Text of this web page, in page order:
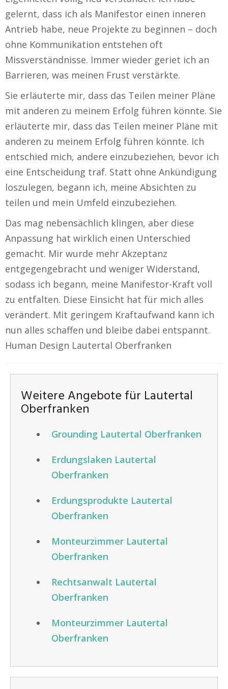
gelernt, dass ich als Manifestor einen inneren
Antrieb habe, neue Projekte zu beginnen – doch
ohne Kommunikation entstehen oft
Missverständnisse. Immer wieder geriet ich an
Barrieren, was meinen Frust verstärkte.
Sie erläuterte mir, dass das Teilen meiner Pläne
mit anderen zu meinem Erfolg führen könnte. Sie
erläuterte mir, dass das Teilen meiner Pläne mit
anderen zu meinem Erfolg führen könnte. Ich
entschied mich, andere einzubeziehen, bevor ich
eine Entscheidung traf. Statt ohne Ankündigung
loszulegen, begann ich, meine Absichten zu
teilen und mein Umfeld einzubeziehen.
Das mag nebensächlich klingen, aber diese
Anpassung hat wirklich einen Unterschied
gemacht. Mir wurde mehr Akzeptanz
entgegengebracht und weniger Widerstand,
sodass ich begann, meine Manifestor-Kraft voll
zu entfalten. Diese Einsicht hat für mich alles
verändert. Mit geringem Kraftaufwand kann ich
nun alles schaffen und bleibe dabei entspannt.
Human Design Lautertal Oberfranken
Weitere Angebote für Lautertal
Oberfranken
Grounding Lautertal Oberfranken
Erdungslaken Lautertal
Oberfranken
Erdungsprodukte Lautertal
Oberfranken
Monteurzimmer Lautertal
Oberfranken
Rechtsanwalt Lautertal
Oberfranken
Monteurzimmer Lautertal
Oberfranken